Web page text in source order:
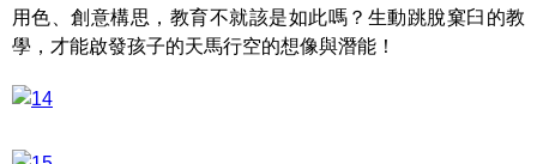
用色、創意構思，教育不就該是如此嗎？生動跳脫窠臼的教
學，才能啟發孩子的天馬行空的想像與潛能！